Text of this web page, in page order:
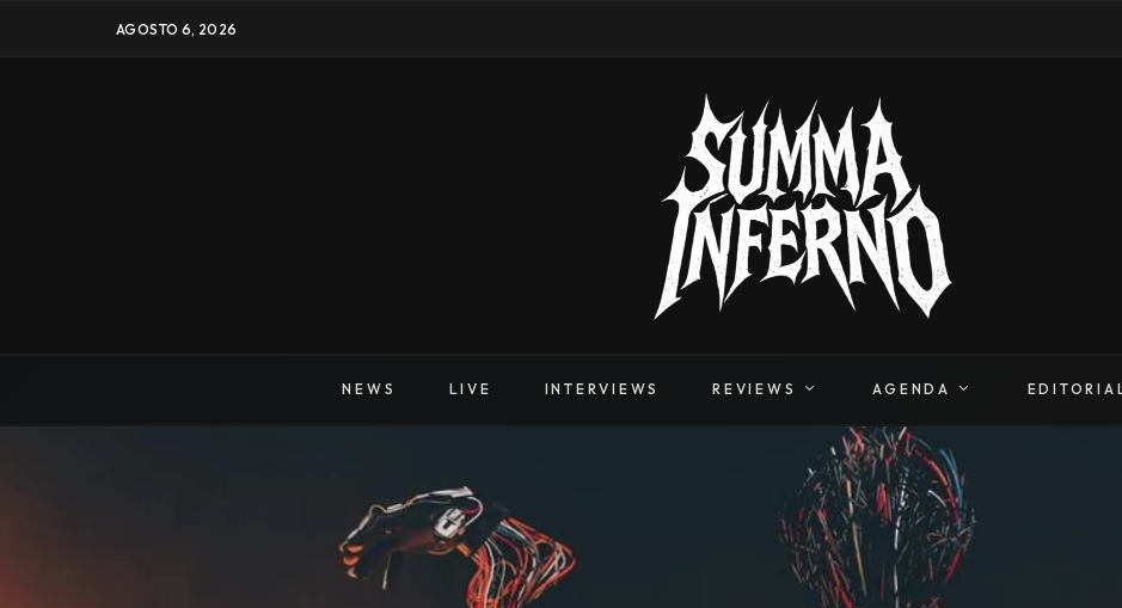
AGOSTO 6, 2026
NEWS LIVE INTERVIEWS REVIEWS AGENDA